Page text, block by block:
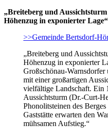
„Breiteberg und
Höhenzug in exponierter Lage“
>>Gemeinde Bertsdorf-
„Breiteberg und
Höhenzug in exponierter
Großschönau-
mit einer großartigen
vielfältige Landschaft. Ein
Aussichtsturm (Dr.-Curt-
Phonolitsteinen des
Gaststätte erwarten den
mühsamen Aufstieg.“